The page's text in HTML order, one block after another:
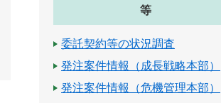
等
委託契約等の状況調査
発注案件情報（成長戦略本部）
発注案件情報（危機管理本部）